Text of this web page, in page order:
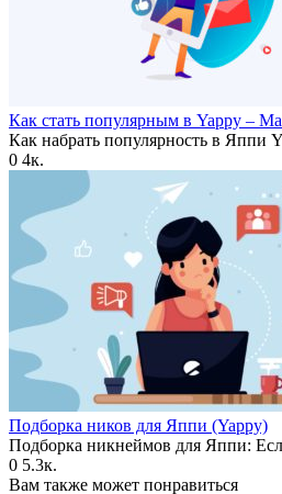
Как стать популярным в Yappy –
Как набрать популярность в Яппи
0 4к.
Подборка ников для Яппи (Yappy)
Подборка никнеймов для Яппи:
0 5.3к.
Вам также может понравиться